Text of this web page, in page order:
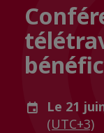
Le 21
(UTC+3)